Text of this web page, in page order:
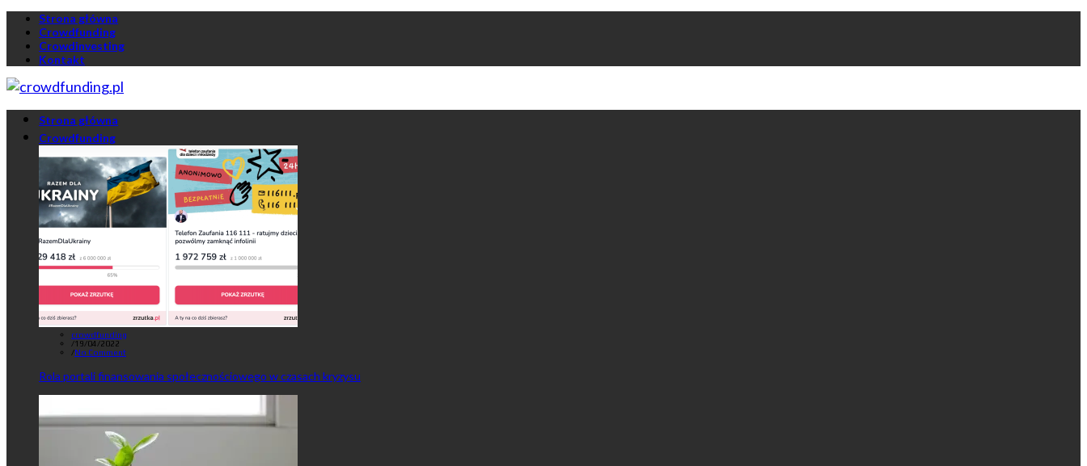
Strona główna
Crowdfunding
Crowdinvesting
Kontakt
Strona główna
Crowdfunding
crowdfunding
/19/04/2022
/No Comment
Rola portali finansowania społecznościowego w czasach kryzysu